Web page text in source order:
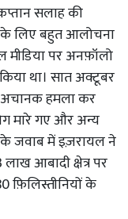
सलाह की
के लिए बहुत आलोचना
पर अनफ़ॉलो
था। सात अक्टूबर
हमला कर
मारे गए और अन्य
जवाब में इज़रायल ने
आबादी क्षेत्र पर
फ़िलिस्तीनियों के